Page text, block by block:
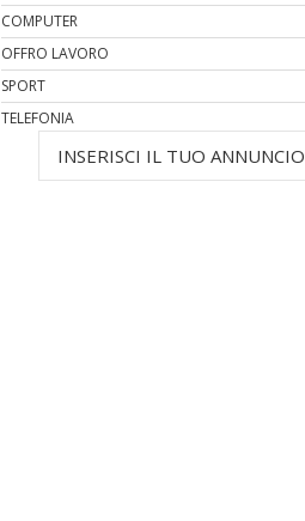
COMPUTER
OFFRO LAVORO
SPORT
TELEFONIA
INSERISCI IL TUO ANNUNCIO